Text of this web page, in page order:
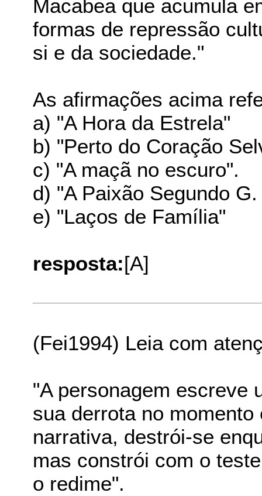
Macabea que acumula
formas de repressão
si e da sociedade."
As afirmações acima
a) "A Hora da Estrela"
b) "Perto do Coração
c) "A maçã no escuro".
d) "A Paixão Segundo
e) "Laços de Família"
resposta:[A]
(Fei1994) Leia com
"A personagem escreve
sua derrota no
narrativa, destrói-se
mas constrói com o
o redime".